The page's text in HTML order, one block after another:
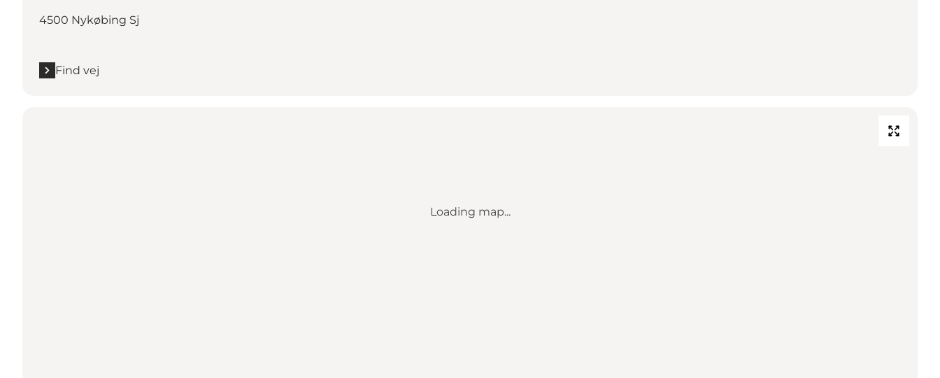
4500 Nykøbing Sj
Find vej
Loading map...